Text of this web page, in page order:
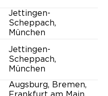
Jettingen-
Scheppach,
München
Jettingen-
Scheppach,
München
Augsburg, Bremen,